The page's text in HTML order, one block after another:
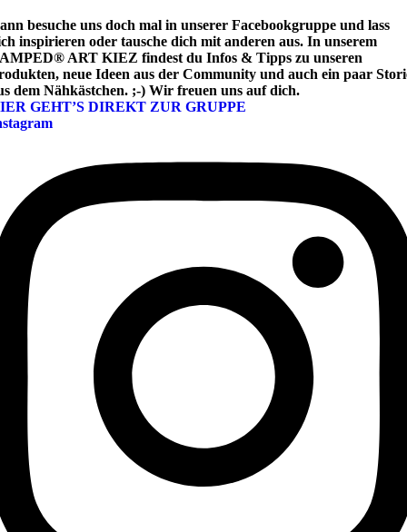
besuche uns doch mal in unserer Facebookgruppe und lass
inspirieren oder tausche dich mit anderen aus. In unserem
ART KIEZ findest du Infos & Tipps zu unseren
neue Ideen aus der Community und auch ein paar
dem Nähkästchen. ;-) Wir freuen uns auf dich.
GEHT’S DIREKT ZUR GRUPPE